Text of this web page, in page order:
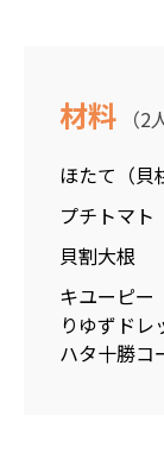
材料 （2
ほたて（貝
プチトマト
貝割大根
キユーピ
りゆずド
ハタ十勝コ